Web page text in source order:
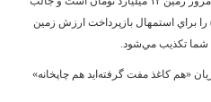
براي استمهال بازپرداخت ارزش زمين
«هم کاغذ مفت گرفته‌ايد هم چاپخانه»